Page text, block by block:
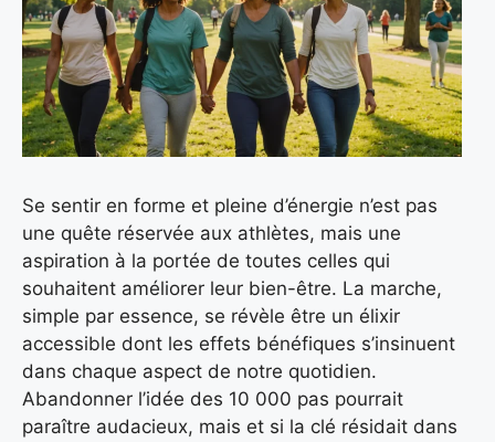
Se sentir en forme et pleine d’énergie n’est pas
une quête réservée aux athlètes, mais une
aspiration à la portée de toutes celles qui
souhaitent améliorer leur bien-être. La marche,
simple par essence, se révèle être un élixir
accessible dont les effets bénéfiques s’insinuent
dans chaque aspect de notre quotidien.
Abandonner l’idée des 10 000 pas pourrait
paraître audacieux, mais et si la clé résidait dans